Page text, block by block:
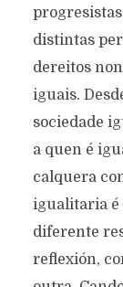
distintas
dereitos
iguais.
sociedade
a quen é
calquera
igualitaria é
diferente
reflexión,